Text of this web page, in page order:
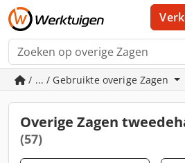
/ ... / Gebruikte overige Zagen
Overige Zagen
(57)